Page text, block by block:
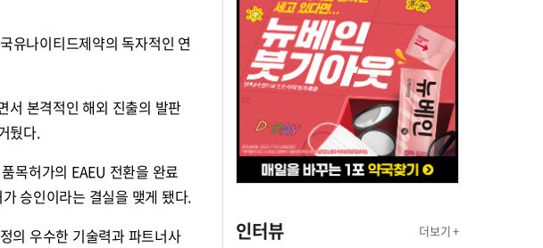
유나이티드제약의 독자적인 연
서 본격적인 해외 진출의 발판
뒀다.
목허가의 EAEU 전환을 완료
승인이라는 결실을 맺게 됐다.
의 우수한 기술력과 파트너사
인터뷰 더보기 +